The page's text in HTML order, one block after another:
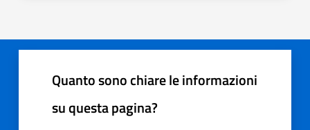
Quanto sono chiare le informazioni
su questa pagina?